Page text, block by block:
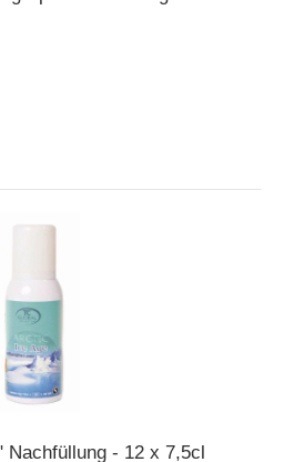
Nachfüllung - 12 x 7,5cl